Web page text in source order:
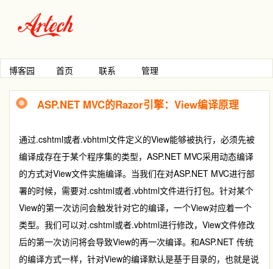
博客园 首页 联系 管理
ASP.NET MVC的Razor引擎：View编译原理
通过.cshtml或者.vbhtml文件定义的View能够被执行，必须先被
编译成存在于某个程序集的类型，ASP.NET MVC采用动态编译
的方式对View文件实施编译。当我们在对ASP.NET MVC进行部
署的时候，需要对.cshtml或者.vbhtml文件进行打包。针对某个
View的第一次访问会触发针对它的编译，一个View对应着一个
类型。我们可以对.cshtml或者.vbhtml进行修改，View文件修改
后的第一次访问将会导致View的再一次编译。和ASP.NET 传统
的编译方式一样，针对View的编译默认是基于目录的，也就是说